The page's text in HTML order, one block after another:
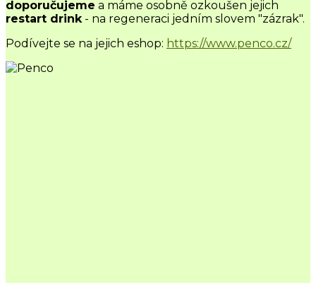
doporučujeme a máme osobně ozkoušen jejich
restart drink - na regeneraci jedním slovem "zázrak".
Podívejte se na jejich eshop: https://www.penco.cz/